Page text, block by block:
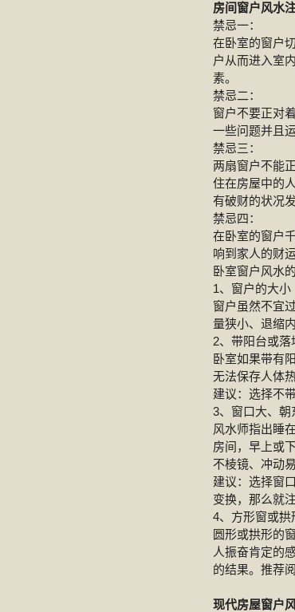
房间窗户风水
禁忌一：
在卧室的窗户
户从而进入室
素。
禁忌二：
窗户不要正对
一些问题并且
禁忌三：
两扇窗户不能
住在房屋中的
有破财的状况发
禁忌四：
在卧室的窗户
响到家人的财
卧室窗户风水
1、窗户的大小
窗户虽然不宜
量狭小、退缩内
2、带阳台或落
卧室如果带有
无法保存人体
建议：选择不
3、窗口大、朝
风水师指出睡
房间，早上或
不棱镜、冲动易
建议：选择窗
变换，那么就
4、方形窗或拱
圆形或拱形的
人振奋肯定的
的结果。推荐
现代房屋窗户